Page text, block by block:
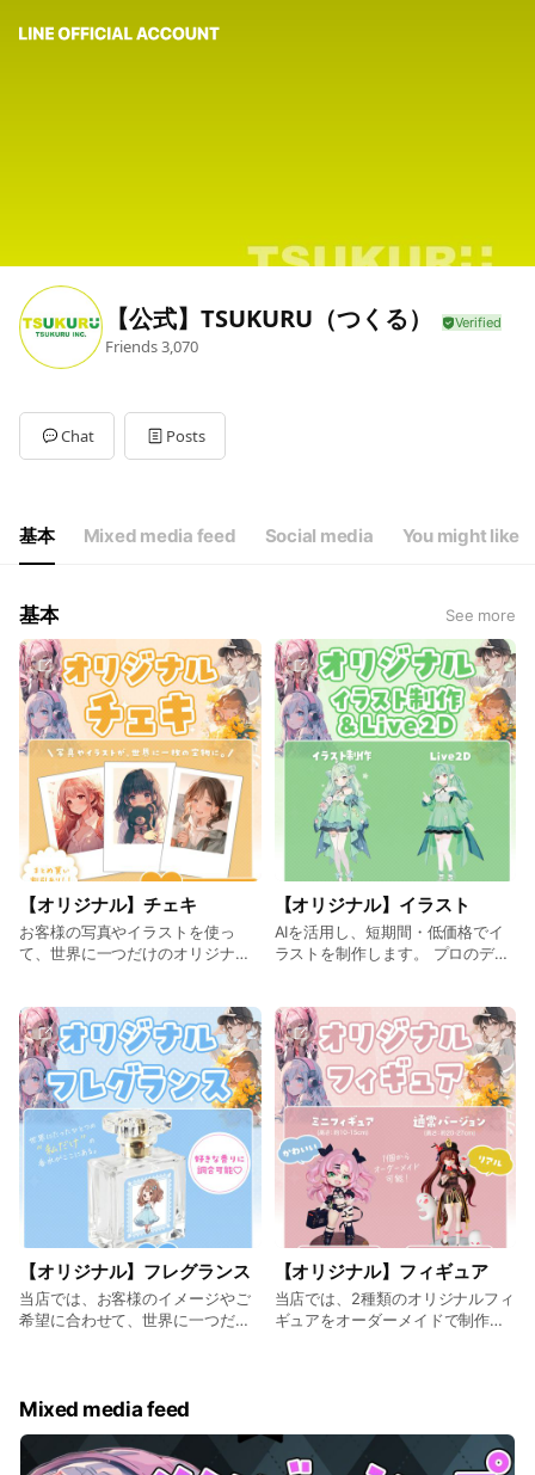
【公式】TSUKURU（つくる）
Friends3,070
Chat Posts
基本 Mixed media feed Social media You might like
基本 See more
【オリジナル】チェキ
お客様の写真やイラストを使っ
て、世界に一つだけのオリジナル
【オリジナル】イラスト
AIを活用し、短期間・低価格でイ
ラストを制作します。 プロのデザ
【オリジナル】フレグランス
当店では、お客様のイメージやご
希望に合わせて、世界に一つだけ
【オリジナル】フィギュア
当店では、2種類のオリジナルフィ
ギュアをオーダーメイドで制作し
Mixed media feed